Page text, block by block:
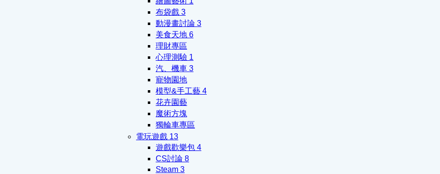
布袋戲 3
動漫畫討論 3
美食天地 6
理財專區
心理測驗 1
汽、機車 3
寵物園地
模型&手工藝 4
花卉園藝
魔術方塊
獨輪車專區
電玩遊戲 13
遊戲歡樂包 4
CS討論 8
Steam 3